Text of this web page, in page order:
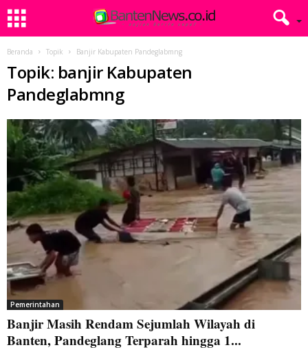
Beranda Topik Banjir Kabupaten Pandeglabmng
Topik: banjir Kabupaten
Pandeglabmng
Pemerintahan
Banjir Masih Rendam Sejumlah Wilayah di
Banten, Pandeglang Terparah hingga 1...